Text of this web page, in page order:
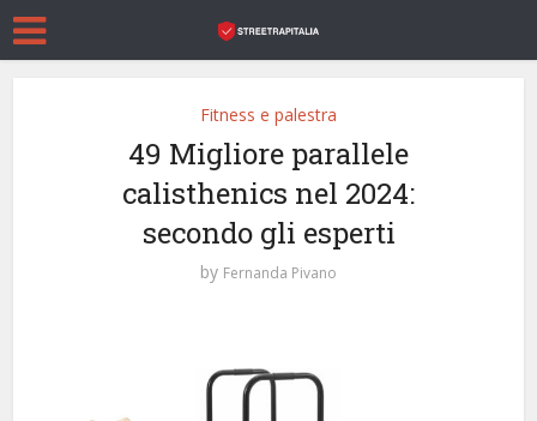
Fitness e palestra
49 Migliore parallele
calisthenics nel 2024:
secondo gli esperti
by Fernanda Pivano